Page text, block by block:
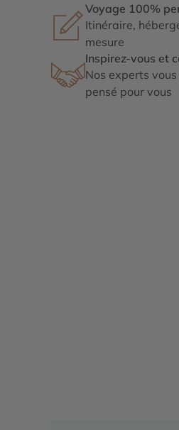
Voyage 100%
Itinéraire,
mesure
Inspirez-vous et
Nos experts
pensé pour vous